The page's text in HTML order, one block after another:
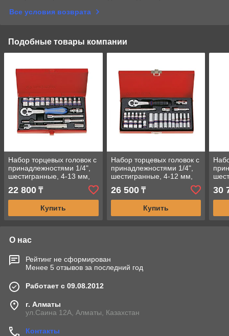
Все условия возврата
Подобные товары компании
Набор торцевых головок с
принадлежностями 1/4",
шестигранные, 4-13 мм,
19 предметов KING TONY
2521MR
22 800 ₸
Купить
Набор торцевых головок с
принадлежностями 1/4",
шестигранные, 4-12 мм,
26 предметов KING TONY
2526MR
26 500₸
Купить
30
О нас
Рейтинг не сформирован
Менее 5 отзывов за последний год
Работает с 09.08.2012
г. Алматы
ул.Саина 12А, Алматы, Казахстан
Контакты